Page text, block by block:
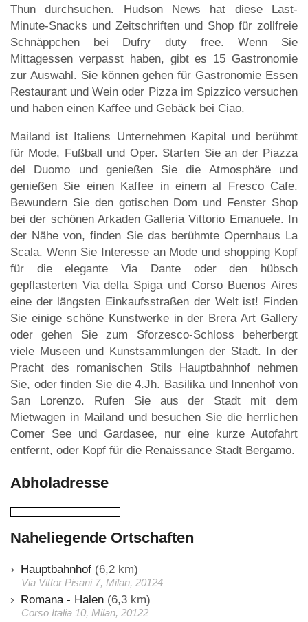
Thun durchsuchen. Hudson News hat diese Last-
Minute-Snacks und Zeitschriften und Shop für zollfreie
Schnäppchen bei Dufry duty free. Wenn Sie
Mittagessen verpasst haben, gibt es 15 Gastronomie
zur Auswahl. Sie können gehen für Gastronomie Essen
Restaurant und Wein oder Pizza im Spizzico versuchen
und haben einen Kaffee und Gebäck bei Ciao.
Mailand ist Italiens Unternehmen Kapital und berühmt
für Mode, Fußball und Oper. Starten Sie an der Piazza
del Duomo und genießen Sie die Atmosphäre und
genießen Sie einen Kaffee in einem al Fresco Cafe.
Bewundern Sie den gotischen Dom und Fenster Shop
bei der schönen Arkaden Galleria Vittorio Emanuele. In
der Nähe von, finden Sie das berühmte Opernhaus La
Scala. Wenn Sie Interesse an Mode und shopping Kopf
für die elegante Via Dante oder den hübsch
gepflasterten Via della Spiga und Corso Buenos Aires
eine der längsten Einkaufsstraßen der Welt ist! Finden
Sie einige schöne Kunstwerke in der Brera Art Gallery
oder gehen Sie zum Sforzesco-Schloss beherbergt
viele Museen und Kunstsammlungen der Stadt. In der
Pracht des romanischen Stils Hauptbahnhof nehmen
Sie, oder finden Sie die 4.Jh. Basilika und Innenhof von
San Lorenzo. Rufen Sie aus der Stadt mit dem
Mietwagen in Mailand und besuchen Sie die herrlichen
Comer See und Gardasee, nur eine kurze Autofahrt
entfernt, oder Kopf für die Renaissance Stadt Bergamo.
Abholadresse
Naheliegende Ortschaften
Hauptbahnhof (6,2 km)
Via Vittor Pisani 7, Milan, 20124
Romana - Halen (6,3 km)
Corso Italia 10, Milan, 20122